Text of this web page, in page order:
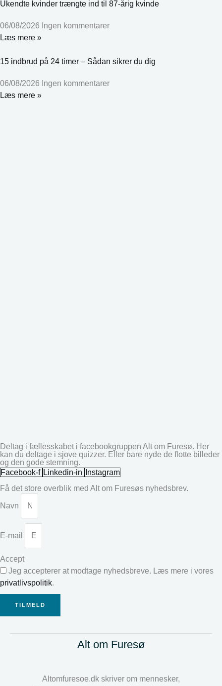
Ukendte kvinder trængte ind til 87-årig kvinde
06/08/2026 Ingen kommentarer
Læs mere »
15 indbrud på 24 timer – Sådan sikrer du dig
06/08/2026 Ingen kommentarer
Læs mere »
Deltag i fællesskabet i facebookgruppen Alt om Furesø. Her
kan du deltage i sjove quizzer. Eller bare nyde de flotte billeder
og den gode stemning.
Facebook-f Linkedin-in
Instagram
Få det store overblik med Alt om Furesøs nyhedsbrev.
Navn
E-mail
Accept
Jeg accepterer at modtage nyhedsbreve. Læs mere i vores
privatlivspolitik.
TILMELD
Alt om Furesø
Altomfuresoe.dk skriver om mennesker,